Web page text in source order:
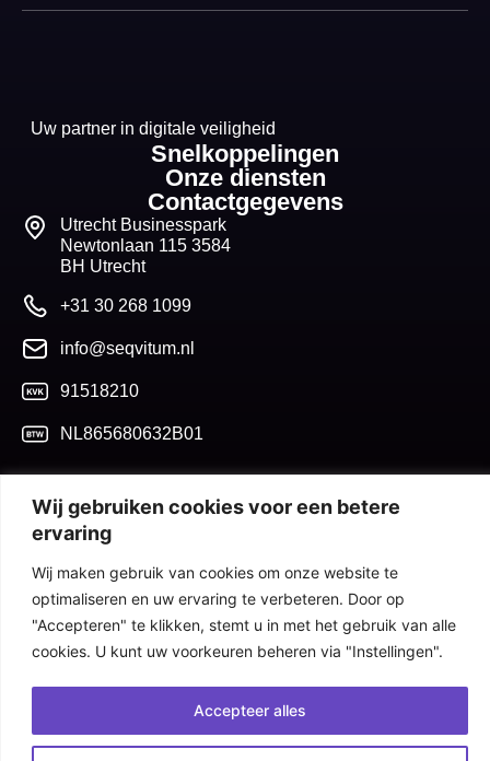
Wij gebruiken cookies voor een betere
ervaring
Wij maken gebruik van cookies om onze website te
optimaliseren en uw ervaring te verbeteren. Door op
"Accepteren" te klikken, stemt u in met het gebruik van alle
cookies. U kunt uw voorkeuren beheren via "Instellingen".
Accepteer alles
Uw partner in digitale veiligheid
Snelkoppelingen
Onze diensten
Contactgegevens
Utrecht Businesspark
Newtonlaan 115 3584
BH Utrecht
+31 30 268 1099
info@seqvitum.nl
91518210
NL865680632B01
Algemene voorwaarden
Privacy statement